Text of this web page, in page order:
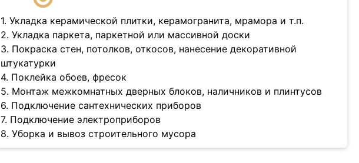
1. Укладка керамической плитки, керамогранита, мрамора и т.п.
2. Укладка паркета, паркетной или массивной доски
3. Покраска стен, потолков, откосов, нанесение декоративной
штукатурки
4. Поклейка обоев, фресок
5. Монтаж межкомнатных дверных блоков, наличников и плинтусов
6. Подключение сантехнических приборов
7. Подключение электроприборов
8. Уборка и вывоз строительного мусора